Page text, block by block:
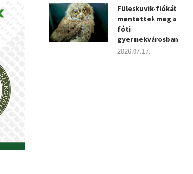
Füleskuvik-fiókát
mentettek meg a
fóti
gyermekvárosban
2026.07.17.